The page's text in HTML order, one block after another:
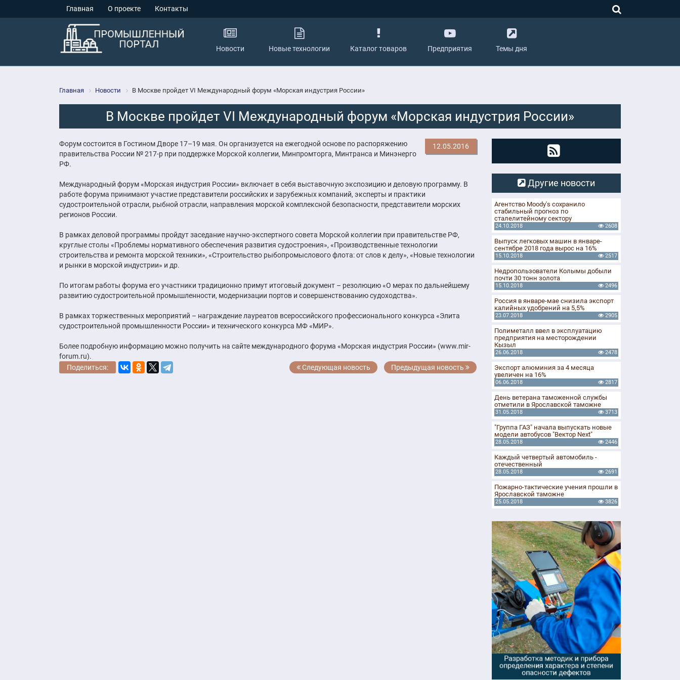
Главная О проекте Контакты
Новости Новые технологии Каталог товаров Предприятия Темы дня
Главная Новости В Москве пройдет VI Международный форум «Морская индустрия России»
В Москве пройдет VI Международный форум «Морская индустрия России»
12.05.2016
Форум состоится в Гостином Дворе 17–19 мая. Он организуется на ежегодной основе по распоряжению
правительства России № 217-р при поддержке Морской коллегии, Минпромторга, Минтранса и Минэнерго
РФ.
Международный форум «Морская индустрия России» включает в себя выставочную экспозицию и деловую программу. В
работе форума принимают участие представители российских и зарубежных компаний, эксперты и практики
судостроительной отрасли, рыбной отрасли, направления морской комплексной безопасности, представители морских
регионов России.
В рамках деловой программы пройдут заседание научно-экспертного совета Морской коллегии при правительстве РФ,
круглые столы «Проблемы нормативного обеспечения развития судостроения», «Производственные технологии
строительства и ремонта морской техники», «Строительство рыбопромыслового флота: от слов к делу», «Новые технологии
и рынки в морской индустрии» и др.
По итогам работы форума его участники традиционно примут итоговый документ – резолюцию «О мерах по дальнейшему
развитию судостроительной промышленности, модернизации портов и совершенствованию судоходства».
В рамках торжественных мероприятий – награждение лауреатов всероссийского профессионального конкурса «Элита
судостроительной промышленности России» и технического конкурса МФ «МИР».
Более подробную информацию можно получить на сайте международного форума «Морская индустрия России» (www.mir-
forum.ru).
Поделиться:
Следующая новость Предыдущая новость
Другие новости
Агентство Moody's сохранило
стабильный прогноз по
сталелитейному сектору
24.10.2018 2608
Выпуск легковых машин в январе-
сентябре 2018 года вырос на 16%
15.10.2018 2517
Недропользователи Колымы добыли
почти 30 тонн золота
15.10.2018 2496
Россия в январе-мае снизила экспорт
калийных удобрений на 5,5%
23.07.2018 2905
Полиметалл ввел в эксплуатацию
предприятия на месторождении
Кызыл
26.06.2018 2478
Экспорт алюминия за 4 месяца
увеличен на 16%
06.06.2018 2817
День ветерана таможенной службы
отметили в Ярославской таможне
31.05.2018 3713
"Группа ГАЗ" начала выпускать новые
модели автобусов "Вектор Next"
28.05.2018 2446
Каждый четвертый автомобиль -
отечественный
28.05.2018 2691
Пожарно-тактические учения прошли в
Ярославской таможне
25.05.2018 3826